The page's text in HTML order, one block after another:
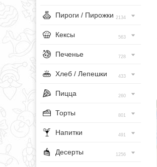
Пироги / Пирожки 2134
Кексы 563
Печенье 728
Хлеб / Лепешки 433
Пицца 260
Торты 801
Напитки 491
Десерты 1256